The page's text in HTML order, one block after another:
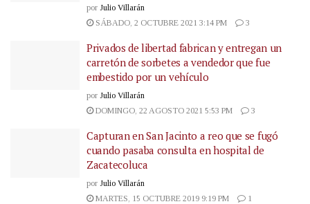
por Julio Villarán
SÁBADO, 2 OCTUBRE 2021 3:14 PM
3
Privados de libertad fabrican y entregan un
carretón de sorbetes a vendedor que fue
embestido por un vehículo
por Julio Villarán
DOMINGO, 22 AGOSTO 2021 5:53 PM
3
Capturan en San Jacinto a reo que se fugó
cuando pasaba consulta en hospital de
Zacatecoluca
por Julio Villarán
MARTES, 15 OCTUBRE 2019 9:19 PM
1